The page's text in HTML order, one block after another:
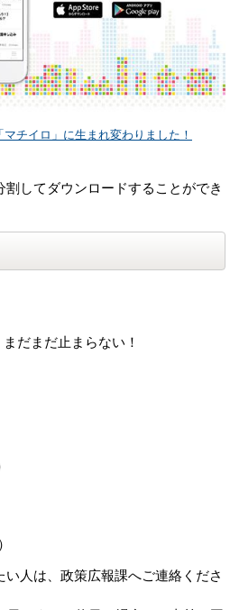
マチイロ」に生まれ変わりました！
してダウンロードすることができ
だまだ止まらない！
人は、政策広報課へご連絡くださ